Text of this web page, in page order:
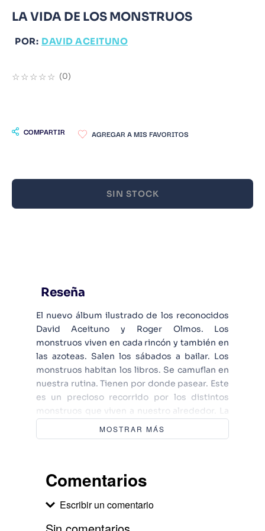
LA VIDA DE LOS MONSTRUOS
POR: DAVID ACEITUNO
☆☆☆☆☆ (0)
COMPARTIR
SIN STOCK
Reseña
El nuevo álbum ilustrado de los reconocidos
David Aceituno y Roger Olmos. Los
monstruos viven en cada rincón y también en
las azoteas. Salen los sábados a bailar. Los
monstruos habitan los libros. Se camuflan en
nuestra rutina. Tienen por donde pasear. Este
es un precioso recorrido por los distintos
monstruos que viven a nuestro alrededor. La
combinación de textos poéticos que narran la
vida de dichos monstruos con anécdotas
maravillado por estos seres. ¿Te has
hubiera hecho la permanente? Eso significa
MOSTRAR MÁS
Comentarios
Escribir un comentario
9
Infantil
10. Warhammer